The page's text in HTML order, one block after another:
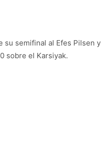
su semifinal al Efes Pilsen y
sobre el Karsiyak.